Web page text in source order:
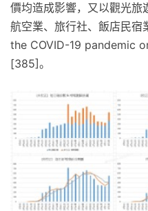
價均造成影響，又以觀光
航空業、旅行社、飯店民
the COVID-19 pandemic
[385]。